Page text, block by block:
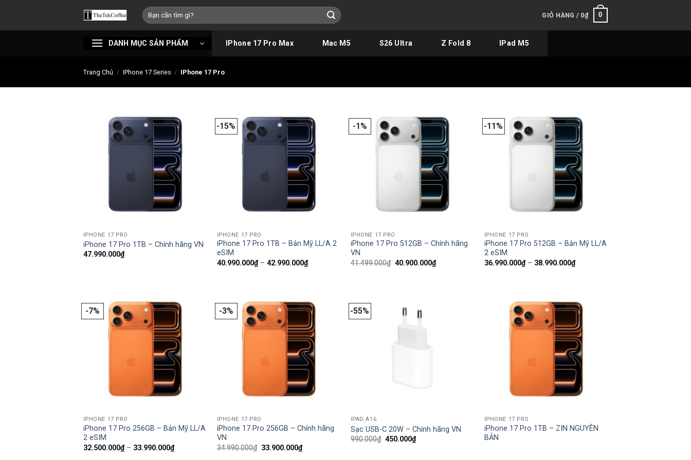
nội
Tìm
kiếm:
GIỎ HÀNG / 0₫ 0
DANH MỤC SẢN PHẨM IPhone 17 Pro Max Mac M5 S26 Ultra Z Fold 8 IPad M5
Trang Chủ / IPhone 17 Series / IPhone 17 Pro
IPHONE 17 PRO
iPhone 17 Pro 1TB – Chính hãng VN
47.990.000₫
-15%
IPHONE 17 PRO
iPhone 17 Pro 1TB – Bản Mỹ LL/A 2
eSIM
40.990.000₫ – 42.990.000₫Khoảng
giá:
-1%
IPHONE 17 PRO
iPhone 17 Pro 512GB – Chính hãng
VN
41.499.000₫ Giá
40.900.000₫Giá
hiện
-11%
IPHONE 17 PRO
iPhone 17 Pro 512GB – Bản Mỹ LL/A
2 eSIM
36.990.000₫ – 38.990.000₫Khoảng
giá:
-7%
IPHONE 17 PRO
iPhone 17 Pro 256GB – Bản Mỹ LL/A
2 eSIM
32.500.000₫ – 33.990.000₫Khoảng
giá:
-3%
IPHONE 17 PRO
iPhone 17 Pro 256GB – Chính hãng
VN
34.990.000₫ Giá
33.900.000₫Giá
hiện
-55%
IPAD A16
Sạc USB-C 20W – Chính hãng VN
990.000₫ Giá
450.000₫Giá
hiện
IPHONE 17 PRO
iPhone 17 Pro 1TB – ZIN NGUYÊN
BẢN